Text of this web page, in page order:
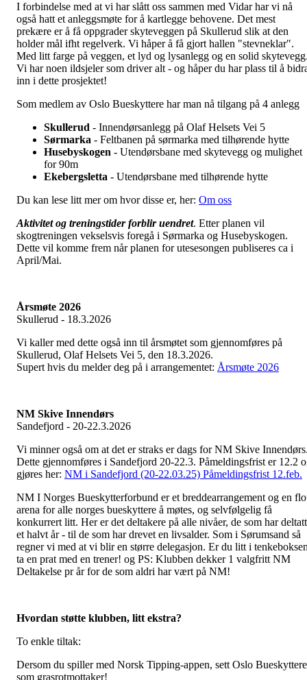
I forbindelse med at vi har slått oss sammen med Vidar har vi nå
også hatt et anleggsmøte for å kartlegge behovene. Det mest
prekære er å få oppgrader skyteveggen på Skullerud slik at den
holder mål ifht regelverk. Vi håper å få gjort hallen "stevneklar".
Med litt farge på veggen, et lyd og lysanlegg og en solid
Vi har noen ildsjeler som driver alt - og håper du har plass til å
inn i dette prosjektet!
Som medlem av Oslo Bueskyttere har man nå tilgang på 4 anlegg
Skullerud - Innendørsanlegg på Olaf Helsets Vei 5
Sørmarka - Feltbanen på sørmarka med tilhørende hytte
Husebyskogen - Utendørsbane med skytevegg og mulighet
for 90m
Ekebergsletta - Utendørsbane med tilhørende hytte
Du kan lese litt mer om hvor disse er, her: Om oss
Aktivitet og treningstider forblir uendret. Etter planen vil
skogtreningen vekselsvis foregå i Sørmarka og Husebyskogen.
Dette vil komme frem når planen for utesesongen publiseres ca i
April/Mai.
Årsmøte 2026
Skullerud - 18.3.2026
Vi kaller med dette også inn til årsmøtet som gjennomføres på
Skullerud, Olaf Helsets Vei 5, den 18.3.2026.
Supert hvis du melder deg på i arrangementet: Årsmøte 2026
NM Skive Innendørs
Sandefjord - 20-22.3.2026
Vi minner også om at det er straks er dags for NM Skive
Dette gjennomføres i Sandefjord 20-22.3. Påmeldingsfrist er 12.2
gjøres her: NM i Sandefjord (20-22.03.25) Påmeldingsfrist 12.feb.
NM I Norges Bueskytterforbund er et breddearrangement og en
arena for alle norges bueskyttere å møtes, og selvfølgelig få
konkurrert litt. Her er det deltakere på alle nivåer, de som har
et halvt år - til de som har drevet en livsalder. Som i Sørumsand så
regner vi med at vi blir en større delegasjon. Er du litt i
ta en prat med en trener! og PS: Klubben dekker 1 valgfritt NM
Deltakelse pr år for de som aldri har vært på NM!
Hvordan støtte klubben, litt ekstra?
To enkle tiltak:
Dersom du spiller med Norsk Tipping-appen, sett Oslo Bueskyttere
som grasrotmottaker!